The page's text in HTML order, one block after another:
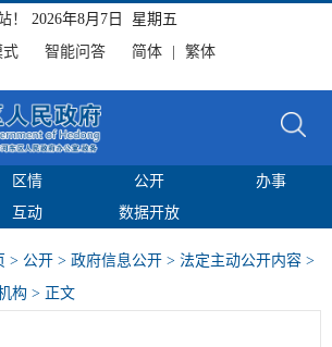
！
2026年8月7日 星期五
式 智能问答 简体 繁体
区情 公开
办事
互动 数据开放
> 公开 > 政府信息公开 > 法定主动公开内容 >
构 > 正文